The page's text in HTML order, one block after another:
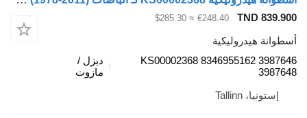
TND
€248.40
≈ $285.30
هيدروليكية
KS00002368 8346955162
ديزل /
مازوت
إستونيا، Tallinn